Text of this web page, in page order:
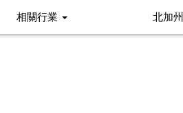
相關行業 北加